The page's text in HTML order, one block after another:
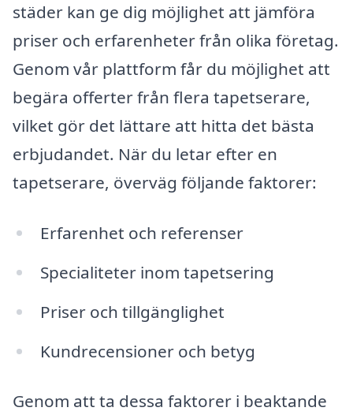
städer kan ge dig möjlighet att jämföra
priser och erfarenheter från olika företag.
Genom vår plattform får du möjlighet att
begära offerter från flera tapetserare,
vilket gör det lättare att hitta det bästa
erbjudandet. När du letar efter en
tapetserare, överväg följande faktorer:
Erfarenhet och referenser
Specialiteter inom tapetsering
Priser och tillgänglighet
Kundrecensioner och betyg
Genom att ta dessa faktorer i beaktande